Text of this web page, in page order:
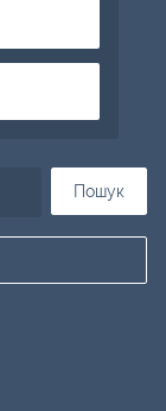
Пошук